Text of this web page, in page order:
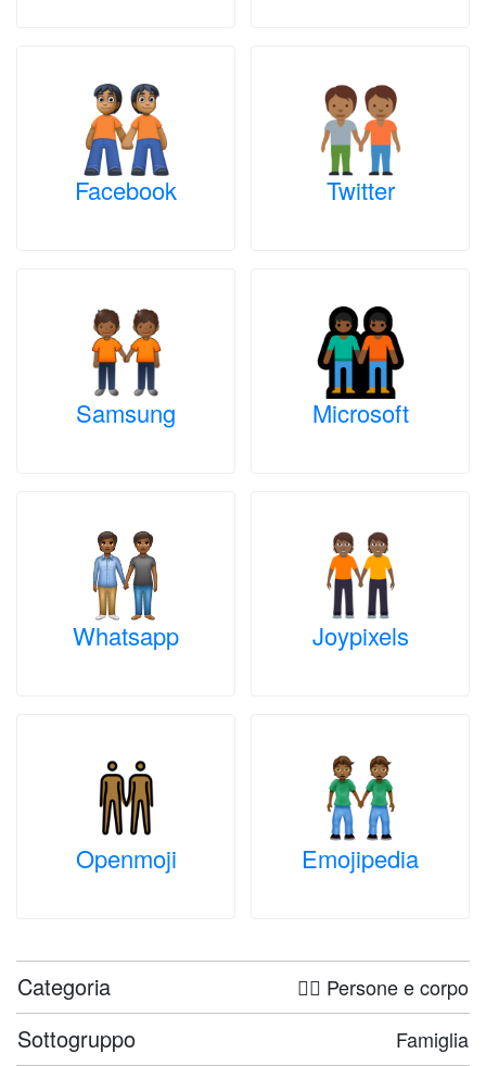
Facebook Twitter
Samsung Microsoft
Whatsapp Joypixels
Openmoji Emojipedia
Categoria 🤦‍♀️ Persone e corpo
Sottogruppo Famiglia